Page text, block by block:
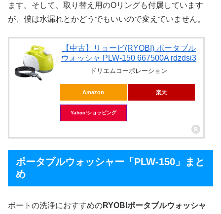
ます。そして、取り替え用のOリングも付属しています
が、僕は水漏れとかどうでもいいので変えていません。
【中古】リョービ(RYOBI) ポータブル
ウォッシャ PLW-150 667500A rdzdsi3
ドリエムコーポレーション
Amazon 楽天
Yahoo!ショッピング
ポータブルウォッシャー「PLW-150」まと
め
ボートの洗浄におすすめのRYOBIポータブルウォッシャ